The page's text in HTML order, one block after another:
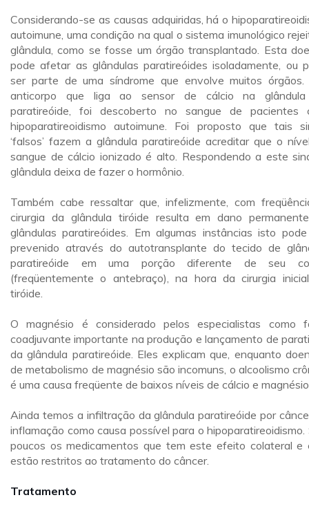
Considerando-se as causas adquiridas, há o
autoimune, uma condição na qual o sistema imunológico
glândula, como se fosse um órgão transplantado. Esta
pode afetar as glândulas paratireóides isoladamente, ou
ser parte de uma síndrome que envolve muitos órgãos.
anticorpo que liga ao sensor de cálcio na
paratireóide, foi descoberto no sangue de pacientes
hipoparatireoidismo autoimune. Foi proposto que tais
‘falsos’ fazem a glândula paratireóide acreditar que o
sangue de cálcio ionizado é alto. Respondendo a este
glândula deixa de fazer o hormônio.
Também cabe ressaltar que, infelizmente, com
cirurgia da glândula tiróide resulta em dano
glândulas paratireóides. Em algumas instâncias isto
prevenido através do autotransplante do tecido de
paratireóide em uma porção diferente de seu
(freqüentemente o antebraço), na hora da cirurgia
tiróide.
O magnésio é considerado pelos especialistas como
coadjuvante importante na produção e lançamento de
da glândula paratireóide. Eles explicam que, enquanto
de metabolismo de magnésio são incomuns, o alcoolismo
é uma causa freqüente de baixos níveis de cálcio e
Ainda temos a infiltração da glândula paratireóide por
inflamação como causa possível para o hipoparatireoidismo.
poucos os medicamentos que tem este efeito colateral e
estão restritos ao tratamento do câncer.
Tratamento